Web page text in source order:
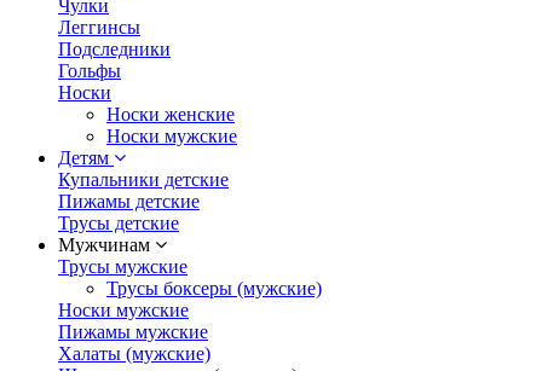
Чулки
Леггинсы
Подследники
Гольфы
Носки
Носки женские
Носки мужские
Детям
Купальники детские
Пижамы детские
Трусы детские
Мужчинам
Трусы мужские
Трусы боксеры (мужские)
Носки мужские
Пижамы мужские
Халаты (мужские)